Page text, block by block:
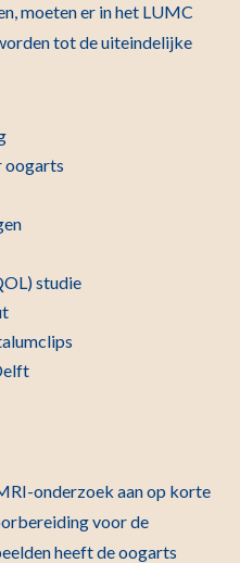
moeten er in het LUMC
tot de uiteindelijke
oogarts
studie
onderzoek aan op korte
voor de
heeft de oogarts